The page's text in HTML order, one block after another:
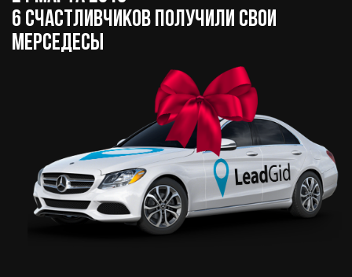
6 СЧАСТЛИВЧИКОВ ПОЛУЧИЛИ СВОИ
МЕРСЕДЕСЫ